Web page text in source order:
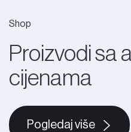
Shop
Proizvodi sa
cijenama
Pogledaj više